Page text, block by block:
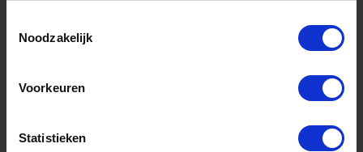
Noodzakelijk
Voorkeuren
Statistieken
aangekondigde bijmengverplichting voor de
gebouwde omgeving vanaf 2030 zullen zijn. Zo
lang er voldoende groen gas is om aan beide